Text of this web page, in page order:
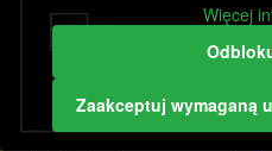
Więcej
Zaakceptuj wymaganą